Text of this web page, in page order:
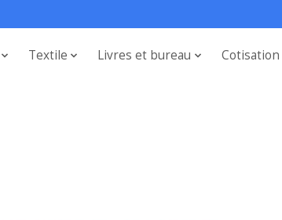
Textile Livres et bureau Cotisation